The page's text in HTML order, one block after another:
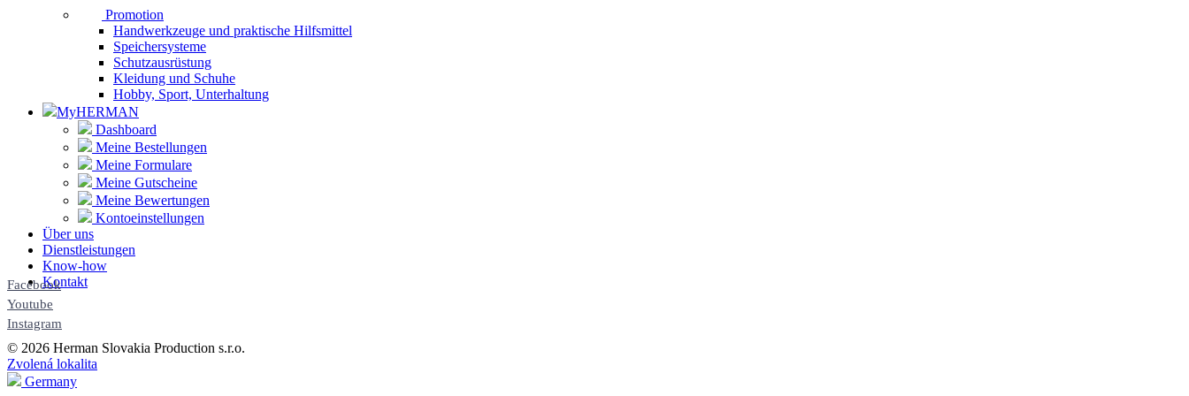
Promotion
Handwerkzeuge und praktische Hilfsmittel
Speichersysteme
Schutzausrüstung
Kleidung und Schuhe
Hobby, Sport, Unterhaltung
MyHERMAN
Dashboard
Meine Bestellungen
Meine Formulare
Meine Gutscheine
Meine Bewertungen
Kontoeinstellungen
Über uns
Dienstleistungen
Know-how
Kontakt
Facebook
Youtube
Instagram
© 2026 Herman Slovakia Production s.r.o.
Zvolená lokalita
Germany